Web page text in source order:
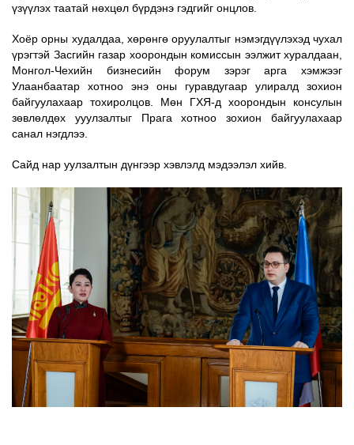
үзүүлэх таатай нөхцөл бүрдэнэ гэдгийг онцлов.
Хоёр орны худалдаа, хөрөнгө оруулалтыг нэмэгдүүлэхэд чухал
үрэгтэй Засгийн газар хоорондын комиссын ээлжит хуралдаан,
Монгол-Чехийн бизнесийн форум зэрэг арга хэмжээг
Улаанбаатар хотноо энэ оны гуравдугаар улиралд зохион
байгуулахаар тохиролцов. Мөн ГХЯ-д хоорондын консулын
зөвлөлдөх ууулзалтыг Прага хотноо зохион байгуулахаар
санал нэгдлээ
Сайд нар уулзалтын дүнгээр хэвлэлд мэдээлэл хийв.